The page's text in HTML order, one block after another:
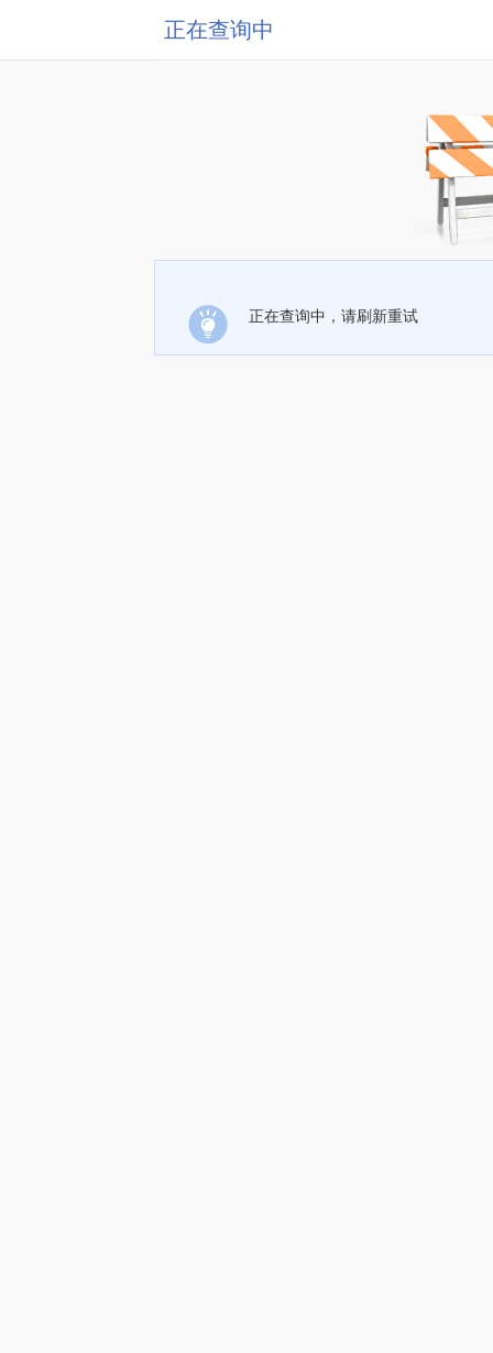
正在查询中
正在查询中，请刷新重试